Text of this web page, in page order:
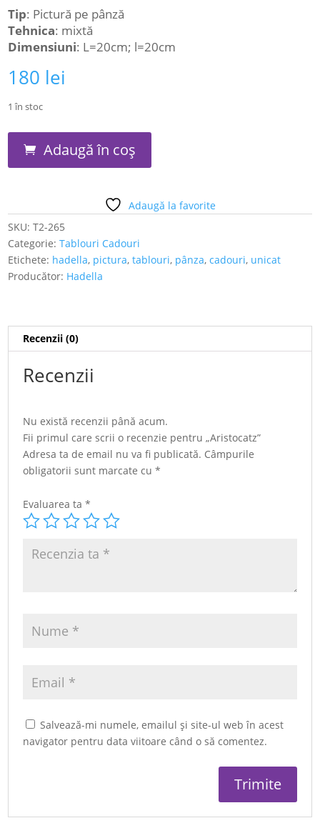
Tip: Pictură pe pânză
Tehnica: mixtă
Dimensiuni: L=20cm; l=20cm
180 lei
1 în stoc
AristocatzAdaugă în coș
Adaugă la favorite
SKU:T2-265
Categorie:Tablouri Cadouri
Etichete: hadella, pictura,tablouri, pânza,cadouri, unicat
Producător: Hadella
Recenzii (0)
Recenzii
Nu există recenzii până acum.
Fii primul care scrii o recenzie pentru „Aristocatz”
Adresa ta de email nu va fi publicată. Câmpurile
obligatorii sunt marcate cu*
Evaluarea ta*
Salvează-mi numele, emailul și site-ul web în acest
navigator pentru data viitoare când o să comentez.